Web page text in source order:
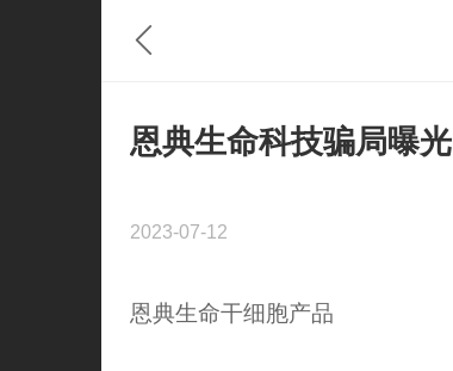
恩典生命科技骗局曝光
2023-07-12
恩典生命干细胞产品